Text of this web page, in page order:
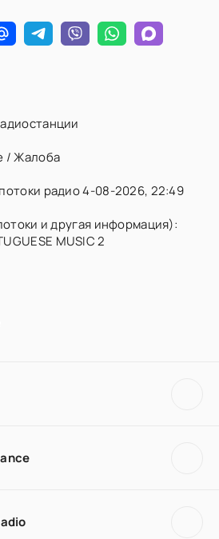
/ Жалоба
радио 4-08-2026, 22:49
и другая информация):
MUSIC 2